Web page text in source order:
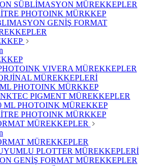
SÜBLİMASYON MÜREKKEPLER
PHOTOINK MÜRKKEP
GENİŞ FORMAT
VIVERA MÜREKKEPLER
MÜREKKEPLERİ
PHOTOINK MÜRKKEP
PIGMENT MÜREKKEPLER
ML PHOTOINK MÜREKKEP
PHOTOINK MÜRKKEP
MÜREKKEPLER
MÜREKKEPLER
PLOTTER MÜREKKEPLERİ
GENİŞ FORMAT MÜREKKEPLER